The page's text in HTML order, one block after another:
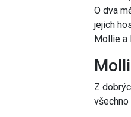
O dva
jejich
Mollie a
Z